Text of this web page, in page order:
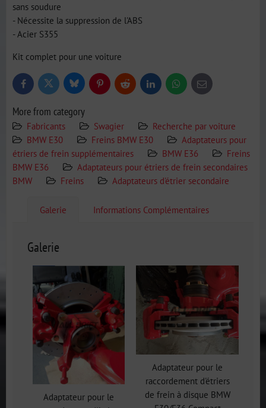
sans soudure
- Nécessite la suppression de l'ABS
- Acier S355
Kit complet pour une voiture
FacebookTwitter BlueskyPinterestReddit LinkedInWhatsApp
E-
mail
More from category
Fabricants Swagier
Recherche par voiture
BMW E30
Freins BMW E30
Adaptateurs pour
étriers de frein supplémentaires
BMW E36
Freins
BMW E36
Adaptateurs pour étriers de frein secondaires
BMW
Freins Adaptateurs d'étrier secondaire
Galerie Informations Complémentaires
Galerie
Adaptateur pour le
Adaptateur pour le
raccordement d'étriers
de frein à disque BMW